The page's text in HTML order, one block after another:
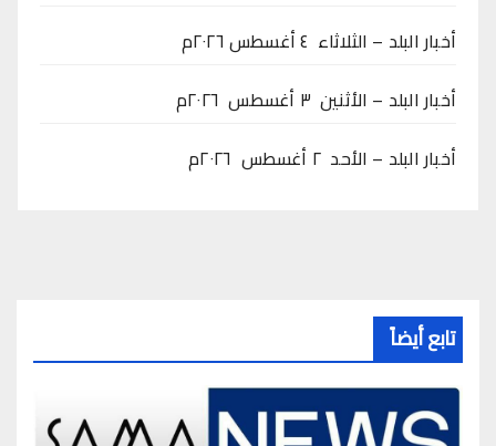
أخبار البلد – الثلاثاء ٤ أغسطس ٢٠٢٦م
أخبار البلد – الأثنين ٣ أغسطس ٢٠٢٦م
أخبار البلد – الأحد ٢ أغسطس ٢٠٢٦م
تابع أيضاً